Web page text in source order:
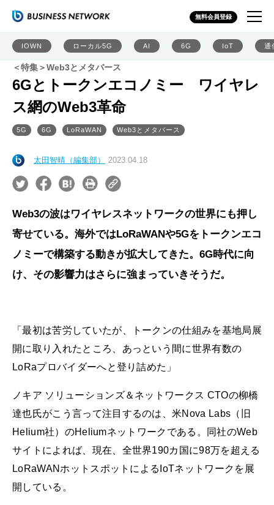
無料会員登録
IOWN ローカル5G AI 6G IoT 通
＜特集＞Web3とメタバース
6Gとトークンエコノミー ワイヤレ
ス網のWeb3革命
5G 6G LoRaWAN Web3とメタバース
太田智晴（編集部） 2023.04.18
Web3の波はワイヤレスネットワークの世界にも押し
寄せている。海外ではLoRaWANや5Gをトークンエコ
ノミーで構築する動きが拡大してきた。6G時代に向
け、その影響力はさらに強まっていきそうだ。
「最初は苦労していたが、トークンの仕組みを基地局展
開に取り入れたところ、あっという間に世界有数の
LoRaプロバイダーへと登り詰めた」
ノキア ソリューションズ＆ネットワークス CTOの柳橋
達也氏がこう言って注目するのは、米Nova Labs（旧
Helium社）のHeliumネットワークである。同社のWeb
サイトによれば、現在、全世界190カ国に98万を超える
LoRaWANホットスポットによるIoTネットワークを展
開している。